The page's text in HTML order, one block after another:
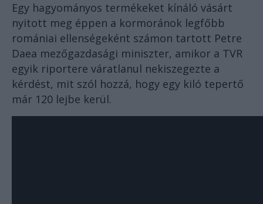
Egy hagyományos termékeket kínáló vásárt
nyitott meg éppen a kormoránok legfőbb
romániai ellenségeként számon tartott Petre
Daea mezőgazdasági miniszter, amikor a TVR
egyik riportere váratlanul nekiszegezte a
kérdést, mit szól hozzá, hogy egy kiló tepertő
már 120 lejbe kerül.